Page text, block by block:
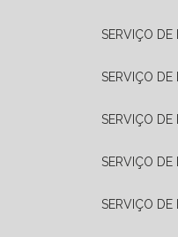
SERVIÇO
SERVIÇO
SERVIÇO
SERVIÇO
SERVIÇO